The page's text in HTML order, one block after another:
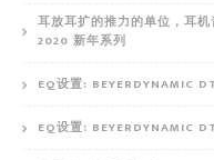
耳放耳扩的推力的单位，耳
2020 新年系列
EQ设置: BEYERDYNAMIC
EQ设置: BEYERDYNAMIC